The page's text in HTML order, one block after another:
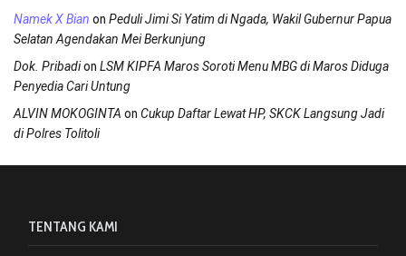
Namek X Bian on Peduli Jimi Si Yatim di Ngada, Wakil Gubernur Papua
Selatan Agendakan Mei Berkunjung
Dok. Pribadion LSM KIPFA Maros Soroti Menu MBG di Maros Diduga
Penyedia Cari Untung
ALVIN MOKOGINTA on Cukup Daftar Lewat HP, SKCK Langsung Jadi
di Polres Tolitoli
TENTANG KAMI